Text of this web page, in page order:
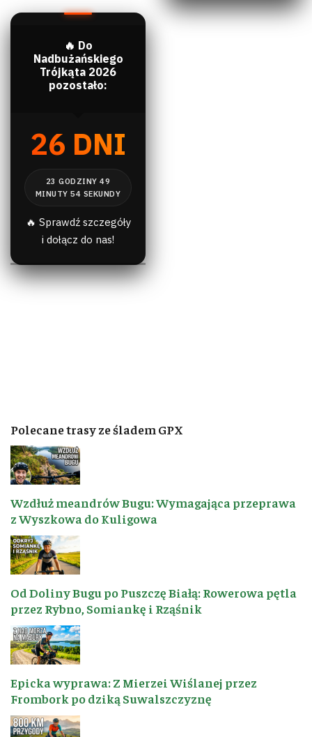
🔥 Do
Nadbużańskiego
Trójkąta 2026
pozostało:
26 DNI
🔥 Sprawdź szczegóły
i dołącz do nas!
Polecane trasy ze śladem GPX
Wzdłuż meandrów Bugu: Wymagająca przeprawa
z Wyszkowa do Kuligowa
Od Doliny Bugu po Puszczę Białą: Rowerowa pętla
przez Rybno, Somiankę i Rząśnik
Epicka wyprawa: Z Mierzei Wiślanej przez
Frombork po dziką Suwalszczyznę